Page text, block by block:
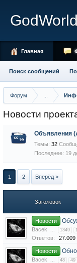
Форум
Новости
Объявления
Темы: 32
19
1 2 Вперёд >
Заголовок
Новости
Bacek ... 1349
Ответов: 27.009
Новости
Bacek ... 48 49
Главная
Поиск сообщений